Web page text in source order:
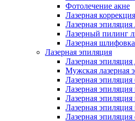
Фотолечение акне
Лазерная
Лазерная эпиляция
Лазерный пилинг
Лазерная
Лазерная эпиляция
Лазерная
Мужская лазерная
Лазерная
Лазерная
Лазерная
Лазерная эпиляция
Лазерная